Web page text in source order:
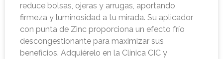
reduce bolsas, ojeras y arrugas, aportando
firmeza y luminosidad a tu mirada. Su aplicador
con punta de Zinc proporciona un efecto frío
descongestionante para maximizar sus
beneficios. Adquiérelo en la Clínica CIC y